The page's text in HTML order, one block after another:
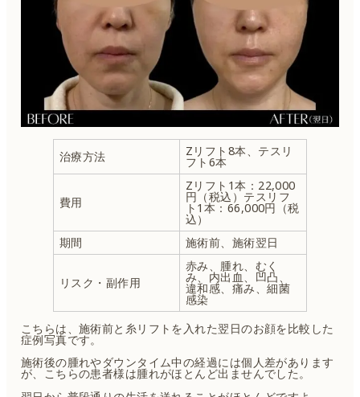
治療方法 Zリフト8本、テスリ
フト6本
費用
Zリフト1本：22,000
円（税込）テスリフ
ト1本：66,000円（税
込）
期間
施術前、施術翌日
リスク・副作用
赤み、腫れ、むく
み、内出血、凹凸、
違和感、痛み、細菌
感染
こちらは、施術前と糸リフトを入れた翌日のお顔を比較した
症例写真です。
施術後の腫れやダウンタイム中の経過には個人差があります
が、こちらの患者様は腫れがほとんど出ませんでした。